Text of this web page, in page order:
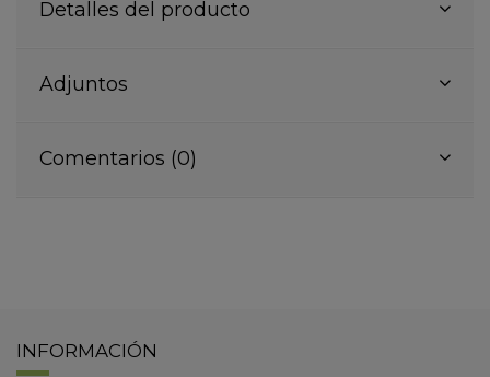
Detalles del producto
Adjuntos
Comentarios (0)
INFORMACIÓN